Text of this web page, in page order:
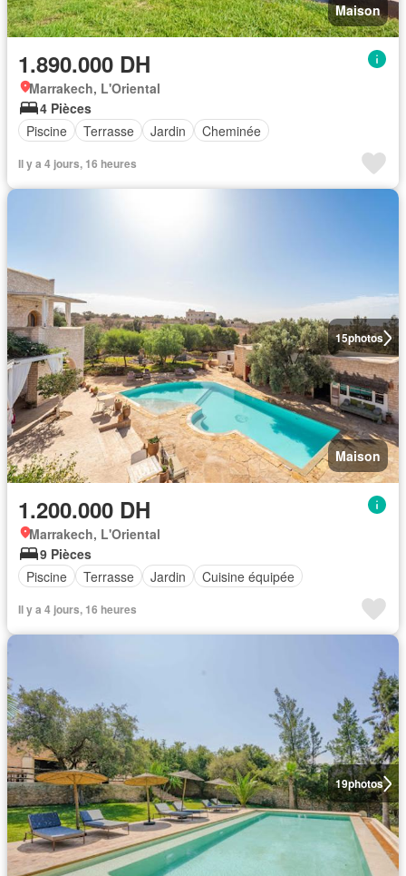
Maison
1.890.000 DH
Marrakech, L'Oriental
4 Pièces
Piscine
Terrasse Jardin Cheminée
Il y a 4 jours, 16 heures
15photos
Maison
1.200.000 DH
Marrakech, L'Oriental
9 Pièces
Piscine
Terrasse Jardin Cuisine équipée
Il y a 4 jours, 16 heures
19photos